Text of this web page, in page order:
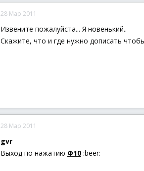
28 Мар 2011
Извените пожалуйста... Я новенький..
Скажите, что и где нужно дописать
28 Мар 2011
gvr
Выход по нажатию Ф10 :beer: